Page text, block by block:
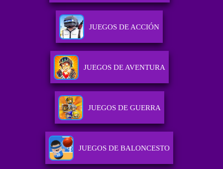
JUEGOS DE ACCIÓN
JUEGOS DE AVENTURA
JUEGOS DE GUERRA
JUEGOS DE BALONCESTO